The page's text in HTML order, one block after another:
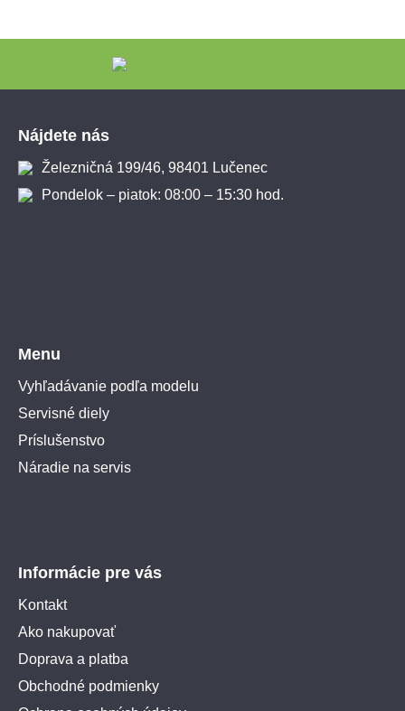
Nájdete nás
Železničná 199/46, 98401 Lučenec
Pondelok – piatok: 08:00 – 15:30 hod.
Menu
Vyhľadávanie podľa modelu
Servisné diely
Príslušenstvo
Náradie na servis
Informácie pre vás
Kontakt
Ako nakupovať
Doprava a platba
Obchodné podmienky